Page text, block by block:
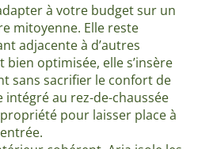
à votre budget sur un
mitoyenne. Elle reste
adjacente à d’autres
optimisée, elle s’insère
sans sacrifier le confort de
intégré au rez-de-chaussée
pour laisser place à